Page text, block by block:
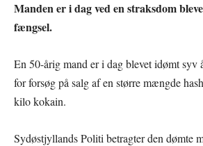
Manden er i dag ved en straksdom
fængsel.
En 50-årig mand er i dag blevet idømt syv
for forsøg på salg af en større mængde
kilo kokain.
Sydøstjyllands Politi betragter den dømte